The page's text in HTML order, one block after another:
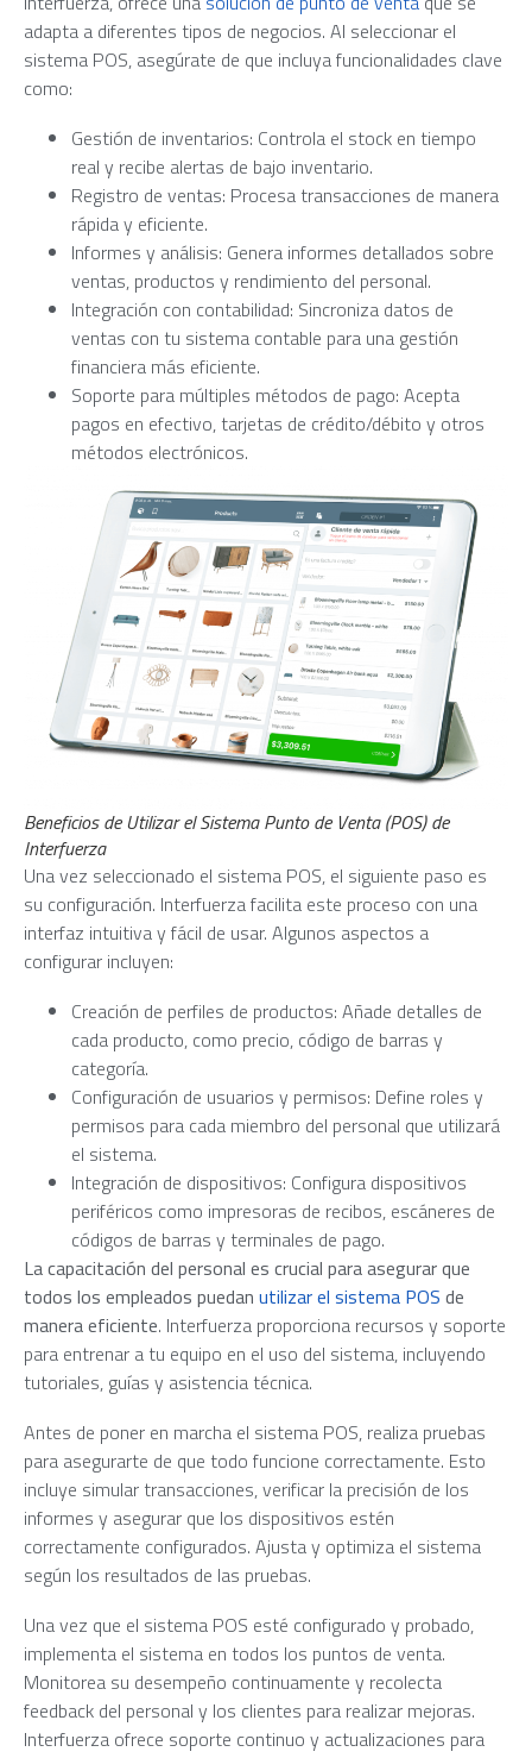
adapta a diferentes tipos de negocios. Al seleccionar el
sistema POS, asegúrate de que incluya funcionalidades clave
como:
Gestión de inventarios: Controla el stock en tiempo
real y recibe alertas de bajo inventario.
Registro de ventas: Procesa transacciones de manera
rápida y eficiente.
Informes y análisis: Genera informes detallados sobre
ventas, productos y rendimiento del personal.
Integración con contabilidad: Sincroniza datos de
ventas con tu sistema contable para una gestión
financiera más eficiente.
Soporte para múltiples métodos de pago: Acepta
pagos en efectivo, tarjetas de crédito/débito y otros
métodos electrónicos.
Beneficios de Utilizar el Sistema Punto de Venta (POS) de
Interfuerza
Una vez seleccionado el sistema POS, el siguiente paso es
su configuración. Interfuerza facilita este proceso con una
interfaz intuitiva y fácil de usar. Algunos aspectos a
configurar incluyen:
Creación de perfiles de productos: Añade detalles de
cada producto, como precio, código de barras y
categoría.
Configuración de usuarios y permisos: Define roles y
permisos para cada miembro del personal que utilizará
el sistema.
Integración de dispositivos: Configura dispositivos
periféricos como impresoras de recibos, escáneres de
códigos de barras y terminales de pago.
La capacitación del personal es crucial para asegurar que
todos los empleados puedan utilizar el sistema POS de
manera eficiente. Interfuerza proporciona recursos y soporte
para entrenar a tu equipo en el uso del sistema, incluyendo
tutoriales, guías y asistencia técnica.
Antes de poner en marcha el sistema POS, realiza pruebas
para asegurarte de que todo funcione correctamente. Esto
incluye simular transacciones, verificar la precisión de los
informes y asegurar que los dispositivos estén
correctamente configurados. Ajusta y optimiza el sistema
según los resultados de las pruebas.
Una vez que el sistema POS esté configurado y probado,
implementa el sistema en todos los puntos de venta.
Monitorea su desempeño continuamente y recolecta
feedback del personal y los clientes para realizar mejoras.
Interfuerza ofrece soporte continuo y actualizaciones para